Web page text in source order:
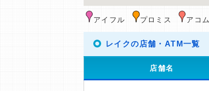
アイフル プロミス アコム
レイクの店舗・ATM一覧
店舗名